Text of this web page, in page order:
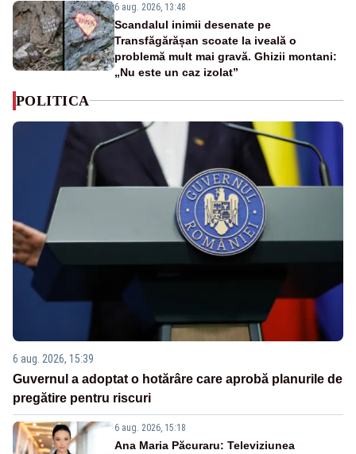
6 aug. 2026, 13:48
Scandalul inimii desenate pe
Transfăgărășan scoate la iveală o
problemă mult mai gravă. Ghizii montani:
„Nu este un caz izolat”
POLITICA
6 aug. 2026, 15:39
Guvernul a adoptat o hotărâre care aprobă planurile de
pregătire pentru riscuri
6 aug. 2026, 15:18
Ana Maria Păcuraru: Televiziunea